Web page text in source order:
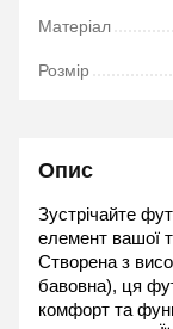
Матеріал
Розмір
Опис
Зустрічайте
елемент вашої
Створена з
бавовна), ця
комфорт та